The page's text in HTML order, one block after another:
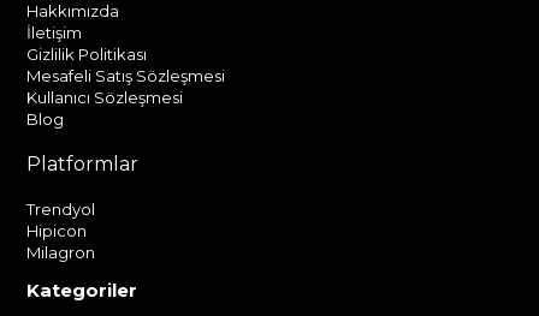
Hakkımızda
İletişim
Gizlilik Politikası
Mesafeli Satış Sözleşmesi
Kullanıcı Sözleşmesi
Blog
Platformlar
Trendyol
Hipicon
Milagron
Kategoriler